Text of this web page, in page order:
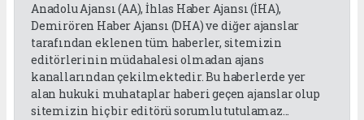
Anadolu Ajansı (AA), İhlas Haber Ajansı (İHA),
Demirören Haber Ajansı (DHA) ve diğer ajanslar
tarafından eklenen tüm haberler, sitemizin
editörlerinin müdahalesi olmadan ajans
kanallarından çekilmektedir. Bu haberlerde yer
alan hukuki muhataplar haberi geçen ajanslar olup
sitemizin hiç bir editörü sorumlu tutulamaz...